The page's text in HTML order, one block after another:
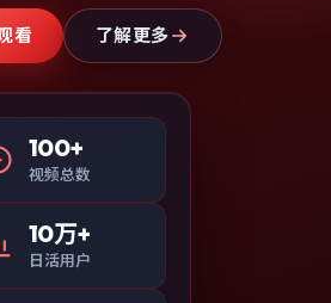
看 了解更多
100+
视频总数
10万+
日活用户